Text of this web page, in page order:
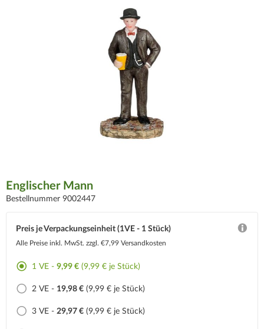
Englischer Mann
Bestellnummer 9002447
Preis je Verpackungseinheit (1VE - 1 Stück)
Alle Preise inkl. MwSt. zzgl. €7,99 Versandkosten
1 VE - 9,99 € (9,99 € je Stück)
2 VE - 19,98 € (9,99 € je Stück)
3 VE - 29,97 € (9,99 € je Stück)